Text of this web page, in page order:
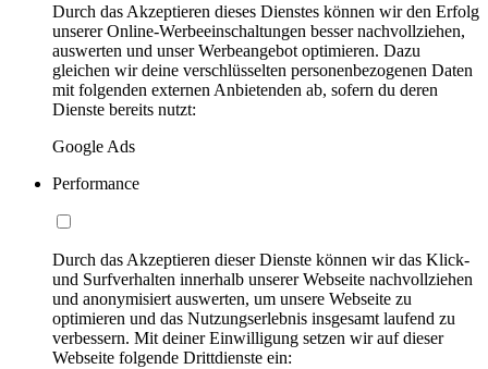
Durch das Akzeptieren dieses Dienstes können wir den Erfolg
unserer Online-Werbeeinschaltungen besser nachvollziehen,
auswerten und unser Werbeangebot optimieren. Dazu
gleichen wir deine verschlüsselten personenbezogenen Daten
mit folgenden externen Anbietenden ab, sofern du deren
Dienste bereits nutzt:
Google Ads
Performance
Durch das Akzeptieren dieser Dienste können wir das Klick-
und Surfverhalten innerhalb unserer Webseite nachvollziehen
und anonymisiert auswerten, um unsere Webseite zu
optimieren und das Nutzungserlebnis insgesamt laufend zu
verbessern. Mit deiner Einwilligung setzen wir auf dieser
Webseite folgende Drittdienste ein: